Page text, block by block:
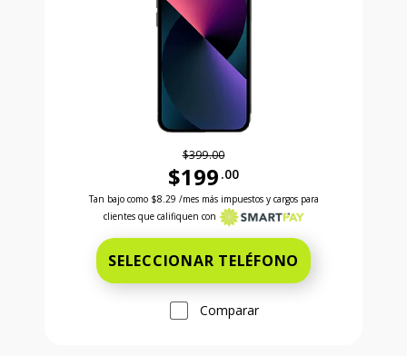
$399.00
$199 .00
Antes el precio era 399 dollars and 00 cents
Tan bajo como $8.29 /mes más impuestos y cargos para
clientes que califiquen con
SELECCIONAR TELÉFONO
Comparar